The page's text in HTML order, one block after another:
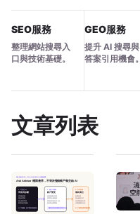
SEO服務
整理網站搜尋入
口與技術基礎。
GEO服務
提升 AI 搜尋與
答案引用機會。
文章列表